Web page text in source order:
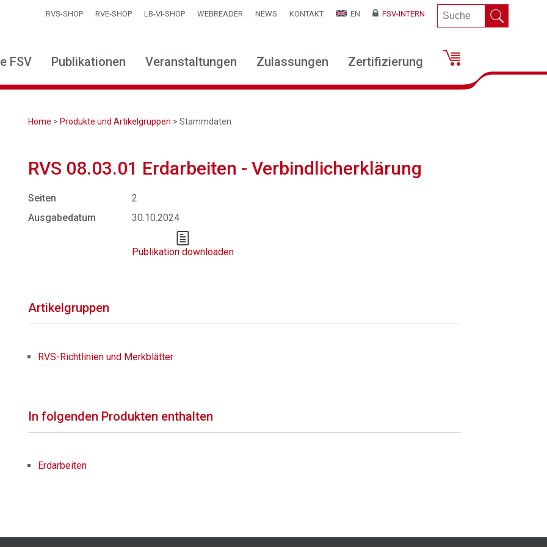
RVS-SHOP RVE-SHOP LB-VI-SHOP WEBREADER NEWS KONTAKT EN FSV-INTERN
FSV Publikationen Veranstaltungen Zulassungen Zertifizierung
Home > Produkte und Artikelgruppen > Stammdaten
RVS 08.03.01 Erdarbeiten - Verbindlicherklärung
Seiten
2
Ausgabedatum
30.10.2024
Publikation downloaden
Artikelgruppen
RVS-Richtlinien und Merkblätter
In folgenden Produkten enthalten
Erdarbeiten